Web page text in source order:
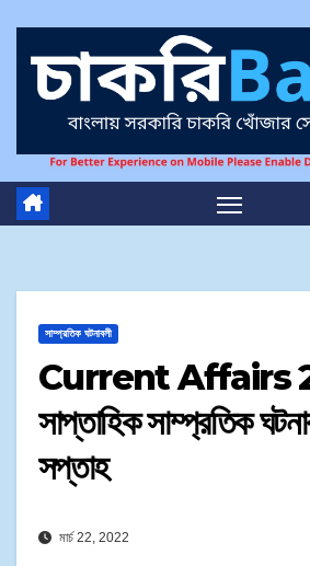
সাম্প্রতিক ঘটনাবলী
Current Affairs
সাপ্তাহিক সাম্প্রতিক
সপ্তাহ
মার্চ 22, 2022